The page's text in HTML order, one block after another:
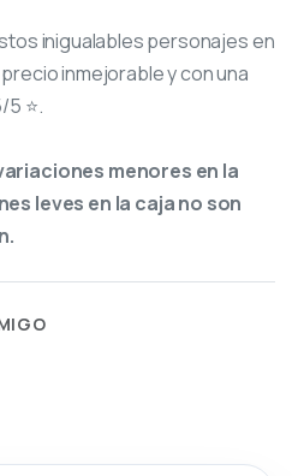
inigualables personajes en
inmejorable y con una
⭐.
menores en la
leves en la caja no son